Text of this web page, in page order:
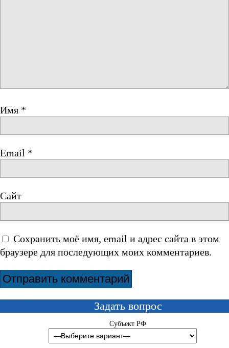
Имя *
Email *
Сайт
Сохранить моё имя, email и адрес сайта в этом
браузере для последующих моих комментариев.
Задать вопрос
Субъект РФ